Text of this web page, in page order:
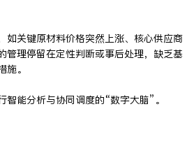
关键原材料价格突然上涨、核心供应商
管理停留在定性判断或事后处理，缺乏基
。
能分析与协同调度的“数字大脑”。